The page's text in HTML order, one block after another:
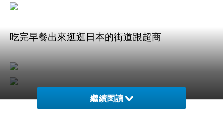
吃完早餐出來逛逛日本的街道跟超商
意外發現日本也有類似農民曆的書籍販賣耶!
繼續閱讀